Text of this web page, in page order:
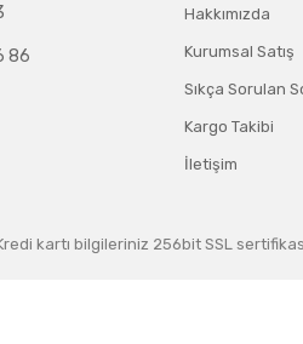
86
Hakkımızda
Kurumsal Satış
Sıkça Sorulan
Kargo Takibi
İletişim
kartı bilgileriniz 256bit SSL